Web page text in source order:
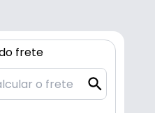
frete